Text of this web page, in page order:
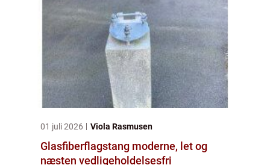
01 juli 2026 Viola Rasmusen
Glasfiberflagstang moderne, let og
næsten vedligeholdelsesfri